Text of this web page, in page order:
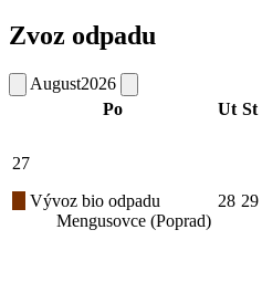
Zvoz odpadu
August2026
Po
Ut St
27
Vývoz bio odpadu
Mengusovce (Poprad)
28 29